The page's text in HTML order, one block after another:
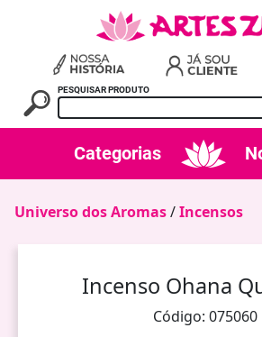
PESQUISAR PRODUTO
Categorias
Universo dos Aromas/Incensos
Incenso Ohana
Código: 075060